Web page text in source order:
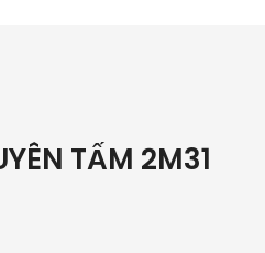
TẤM 2M31